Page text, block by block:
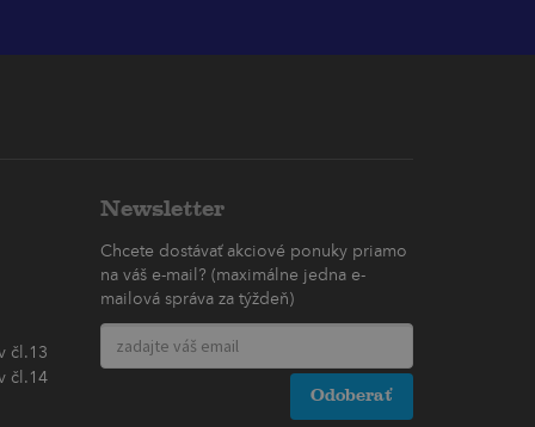
čl.13
čl.14
Newsletter
Chcete dostávať akciové ponuky priamo
na váš e-mail? (maximálne jedna e-
mailová správa za týždeň)
Odoberať